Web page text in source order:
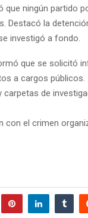
ningún partido
Destacó la
investigó a fondo.
que se solicitó
a cargos públicos.
carpetas de
con el crimen